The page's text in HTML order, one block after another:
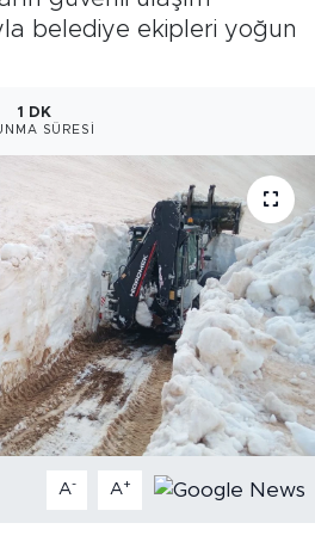
belediye ekipleri yoğun
1 DK
SÜRESI
A- A+